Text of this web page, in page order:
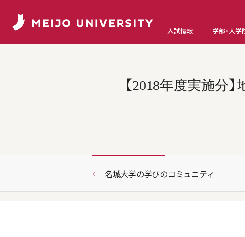
入試情報 学部・大学
【2018年度実施分
名城大学の学びのコミュニティ